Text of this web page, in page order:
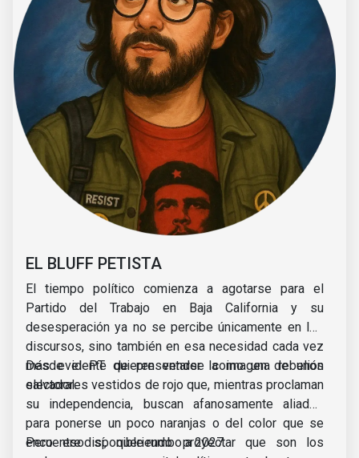
EL BLUFF PETISTA
El tiempo político comienza a agotarse para el
Partido del Trabajo en Baja California y su
desesperación ya no se percibe únicamente en los
discursos, sino también en esa necesidad cada vez
más evidente de presentarse como una rebelión
electoral.
Desde el PT quieren vender la imagen de unos
salvadores vestidos de rojo que, mientras proclaman
su independencia, buscan afanosamente aliados
para ponerse un poco naranjas o del color que se
encuentre disponible rumbo a 2027.
Pero eso sí, queriendo proyectar que son los